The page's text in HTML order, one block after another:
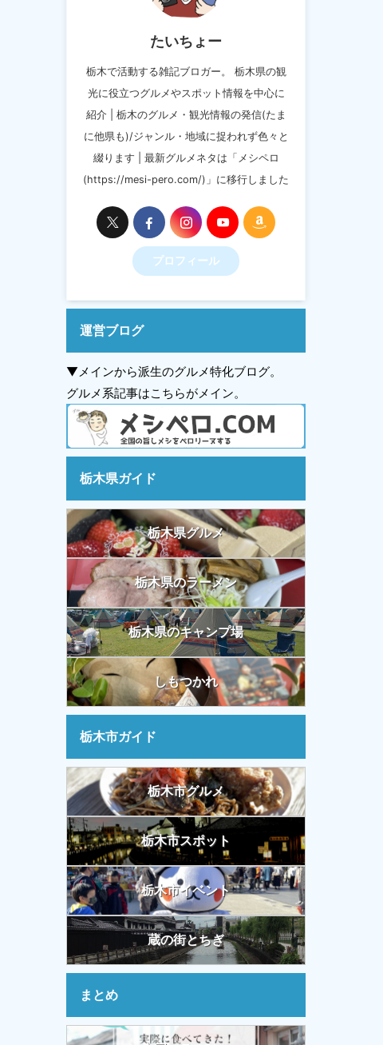
たいちょー
栃木で活動する雑記ブロガー。 栃木県の観
光に役立つグルメやスポット情報を中心に
紹介 | 栃木のグルメ・観光情報の発信(たま
に他県も)/ジャンル・地域に捉われず色々と
綴ります | 最新グルメネタは「メシペロ
(https://mesi-pero.com/)」に移行しました
プロフィール
運営ブログ
▼メインから派生のグルメ特化ブログ。
グルメ系記事はこちらがメイン。
栃木県ガイド
栃木県グルメ
栃木県のラーメン
栃木県のキャンプ場
しもつかれ
栃木市ガイド
栃木市グルメ
栃木市スポット
栃木市イベント
蔵の街とちぎ
まとめ